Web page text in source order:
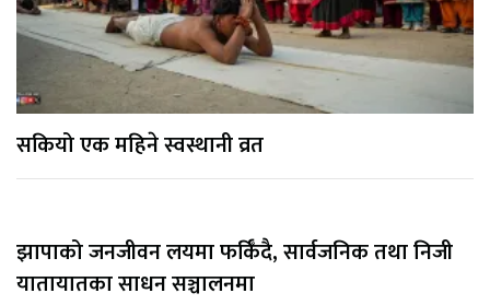
सकियो एक महिने स्वस्थानी व्रत
झापाको जनजीवन लयमा फर्किँदै, सार्वजनिक तथा निजी
यातायातका साधन सञ्चालनमा